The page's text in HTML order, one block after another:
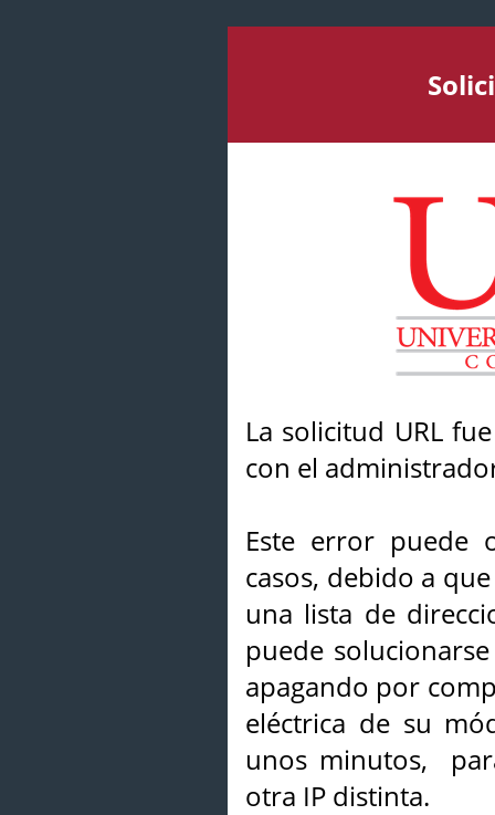
La solicitud URL
con el
Este error puede
casos, debido a
una lista de
puede
apagando por
eléctrica de su
unos minutos,
otra IP distinta.